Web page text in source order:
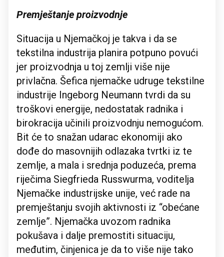
Premještanje proizvodnje
Situacija u Njemačkoj je takva i da se
tekstilna industrija planira potpuno povući
jer proizvodnja u toj zemlji više nije
privlačna. Šefica njemačke udruge tekstilne
industrije Ingeborg Neumann tvrdi da su
troškovi energije, nedostatak radnika i
birokracija učinili proizvodnju nemogućom.
Bit će to snažan udarac ekonomiji ako
dođe do masovnijih odlazaka tvrtki iz te
zemlje, a mala i srednja poduzeća, prema
riječima Siegfrieda Russwurma, voditelja
Njemačke industrijske unije, već rade na
premještanju svojih aktivnosti iz “obećane
zemlje”. Njemačka uvozom radnika
pokušava i dalje premostiti situaciju,
međutim, činjenica je da to više nije tako